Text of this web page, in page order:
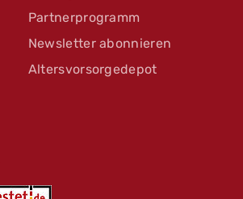
Partnerprogramm
Newsletter abonnieren
Altersvorsorgedepot